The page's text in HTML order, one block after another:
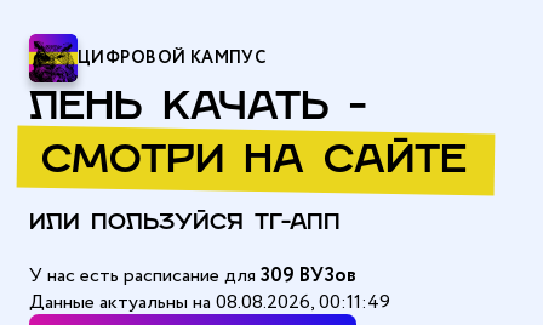
ЦИФРОВОЙ КАМПУС
ЛЕНЬ КАЧАТЬ -
СМОТРИ НА САЙТЕ
ИЛИ ПОЛЬЗУЙСЯ ТГ-АПП
У нас есть расписание для 309 ВУЗов
Данные актуальны на 08.08.2026, 00:11:49